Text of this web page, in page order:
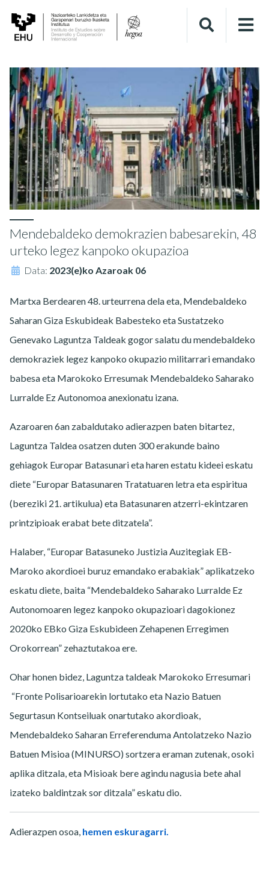
Mendebaldeko demokrazien babesarekin, 48
urteko legez kanpoko okupazioa
Data: 2023(e)ko Azaroak 06
Martxa Berdearen 48. urteurrena dela eta, Mendebaldeko
Saharan Giza Eskubideak Babesteko eta Sustatzeko
Genevako Laguntza Taldeak gogor salatu du mendebaldeko
demokraziek legez kanpoko okupazio militarrari emandako
babesa eta Marokoko Erresumak Mendebaldeko Saharako
Lurralde Ez Autonomoa anexionatu izana.
Azaroaren 6an zabaldutako adierazpen baten bitartez,
Laguntza Taldea osatzen duten 300 erakunde baino
gehiagok Europar Batasunari eta haren estatu kideei eskatu
diete “Europar Batasunaren Tratatuaren letra eta espiritua
(bereziki 21. artikulua) eta Batasunaren atzerri-ekintzaren
printzipioak erabat bete ditzatela”.
Halaber, “Europar Batasuneko Justizia Auzitegiak EB-
Maroko akordioei buruz emandako erabakiak” aplikatzeko
eskatu diete, baita “Mendebaldeko Saharako Lurralde Ez
Autonomoaren legez kanpoko okupazioari dagokionez
2020ko EBko Giza Eskubideen Zehapenen Erregimen
Orokorrean” zehaztutakoa ere.
Ohar honen bidez, Laguntza taldeak Marokoko Erresumari
“Fronte Polisarioarekin lortutako eta Nazio Batuen
Segurtasun Kontseiluak onartutako akordioak,
Mendebaldeko Saharan Erreferenduma Antolatzeko Nazio
Batuen Misioa (MINURSO) sortzera eraman zutenak, osoki
aplika ditzala, eta Misioak bere agindu nagusia bete ahal
izateko baldintzak sor ditzala” eskatu dio.
Adierazpen osoa, hemen eskuragarri.